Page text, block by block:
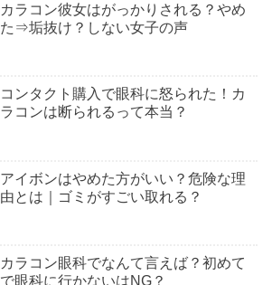
カラコン彼女はがっかりされる？やめ
た⇒垢抜け？しない女子の声
コンタクト購入で眼科に怒られた！カ
ラコンは断られるって本当？
アイボンはやめた方がいい？危険な理
由とは｜ゴミがすごい取れる？
カラコン眼科でなんて言えば？初めて
で眼科に行かないはNG？